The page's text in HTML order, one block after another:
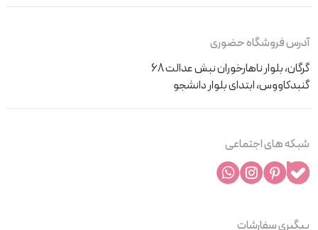
آدرس فروشگاه حضوری
گرگان، بلوار ناهارخوران نبش عدالت 68
گنبدکاووس، ابتدای بلوار دانشجو
شبکه های اجتماعی
پیگیری سفارشات